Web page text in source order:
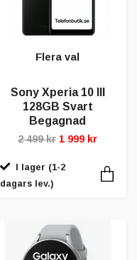
Flera val
Sony Xperia 10 III
128GB Svart
Begagnad
2 499 kr 1 999 kr
I lager (1-2
dagars lev.)